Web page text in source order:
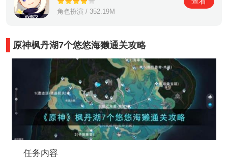
角色扮演 / 352.19M
原神枫丹湖7个悠悠海獭通关攻略
任务内容